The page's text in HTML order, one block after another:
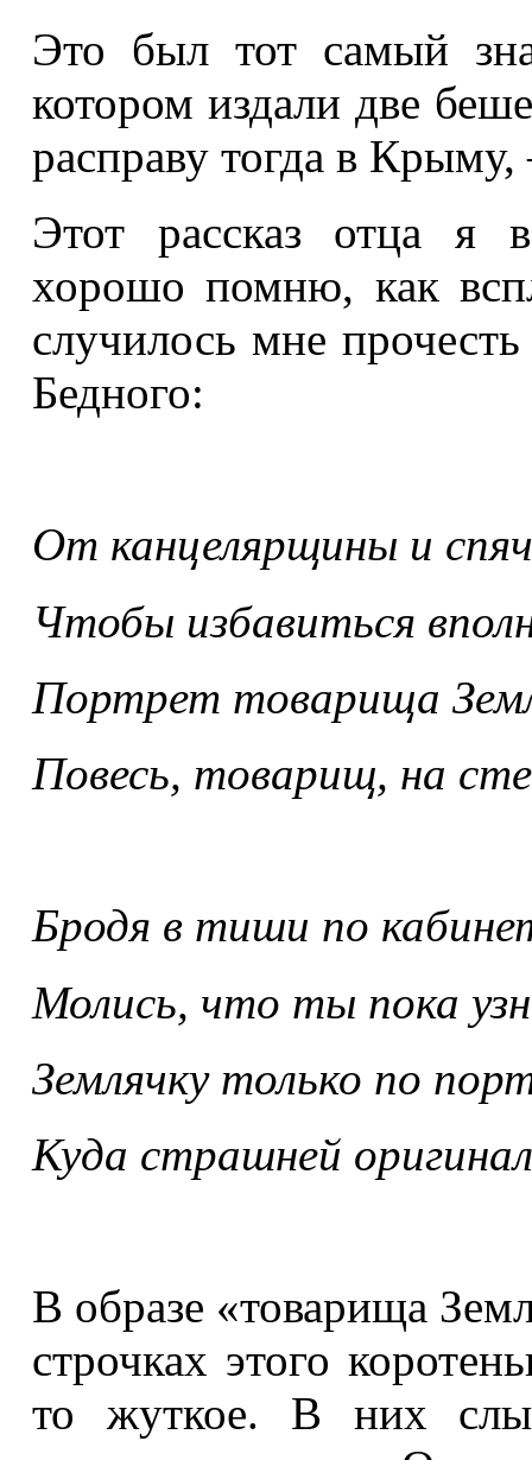
Это был тот самый
котором издали две
расправу тогда в
Этот рассказ отца я
хорошо помню, как
случилось мне
Бедного:
От канцелярщины и
Чтобы избавиться
Портрет товарища
Повесь, товарищ, на
Бродя в тиши по
Молись, что ты пока
Землячку только по
Куда страшней
В образе «товарища
строчках этого
то жуткое. В них